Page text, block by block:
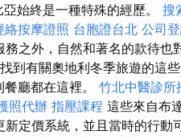
始終是一種特殊的經歷。 搜
絡按摩證照 台胞證台北 公司
之外，自然和著名的款待也
到有關奧地利冬季旅遊的這
廳都在這裡。 竹北中醫診所
照代辦 指壓課程 這些來自布
定價系統，並且當時的行動